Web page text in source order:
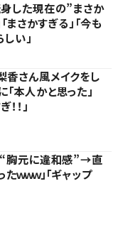
した現在の”まさか
まさかすぎる」「今も
い」
さん風メイクをし
本人かと思った」
！」
“胸元に違和感”→直
ｗｗｗ」「ギャップ